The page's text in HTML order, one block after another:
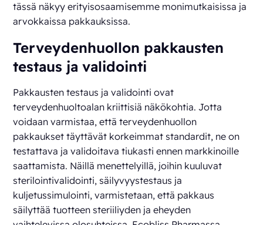
tässä näkyy erityisosaamisemme monimutkaisissa ja
arvokkaissa pakkauksissa.
Terveydenhuollon pakkausten
testaus ja validointi
Pakkausten testaus ja validointi ovat
terveydenhuoltoalan kriittisiä näkökohtia. Jotta
voidaan varmistaa, että terveydenhuollon
pakkaukset täyttävät korkeimmat standardit, ne on
testattava ja validoitava tiukasti ennen markkinoille
saattamista. Näillä menettelyillä, joihin kuuluvat
sterilointivalidointi, säilyvyystestaus ja
kuljetussimulointi, varmistetaan, että pakkaus
säilyttää tuotteen steriiliyden ja eheyden